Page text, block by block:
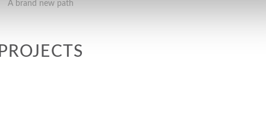
A brand new path
PROJECTS